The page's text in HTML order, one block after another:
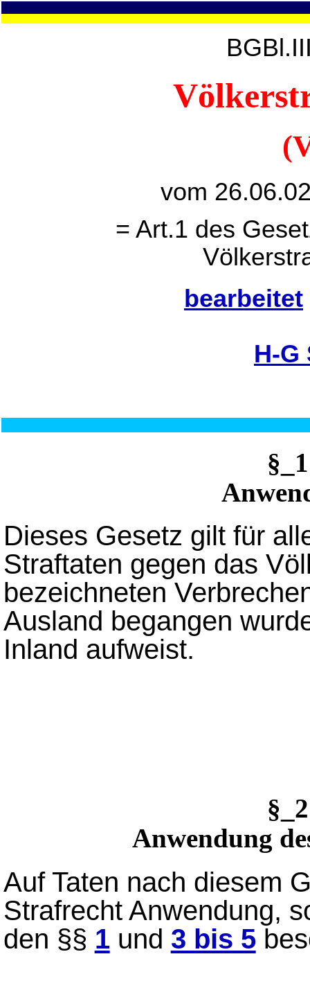
vom
= Art.1 des
bearbeitet
H-G
Dieses Gesetz gilt für
Straftaten gegen das
bezeichneten
Ausland begangen
Inland aufweist.
Anwendung
Auf Taten nach diesem
Strafrecht Anwendung,
den §§ 1und 3 bis 5